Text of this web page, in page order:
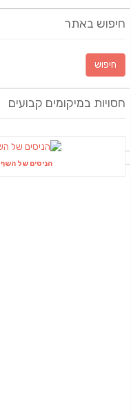
חיפוש באתר
חיפוש:
חסויות במיקומים קבועים
הניסים של השף